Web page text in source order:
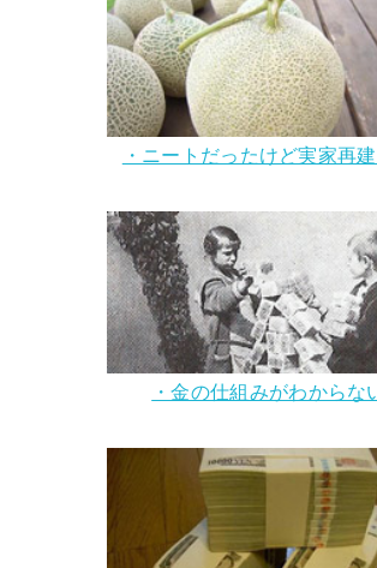
・ニートだったけど実家再
・金の仕組みがわからな